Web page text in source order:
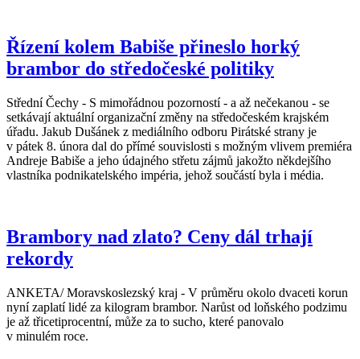
Řízení kolem Babiše přineslo horký
brambor do středočeské politiky
Střední Čechy - S mimořádnou pozorností - a až nečekanou - se
setkávají aktuální organizační změny na středočeském krajském
úřadu. Jakub Dušánek z mediálního odboru Pirátské strany je
v pátek 8. února dal do přímé souvislosti s možným vlivem premiéra
Andreje Babiše a jeho údajného střetu zájmů jakožto někdejšího
vlastníka podnikatelského impéria, jehož součástí byla i média.
Brambory nad zlato? Ceny dál trhají
rekordy
ANKETA/ Moravskoslezský kraj - V průměru okolo dvaceti korun
nyní zaplatí lidé za kilogram brambor. Narůst od loňského podzimu
je až třicetiprocentní, může za to sucho, které panovalo
v minulém roce.